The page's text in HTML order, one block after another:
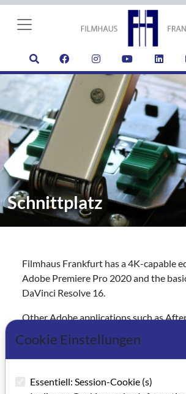
Schnittplatz
Filmhaus Frankfurt has a 4K-capable
Adobe Premiere Pro 2020 and the
DaVinci Resolve 16.
Other Adobe applications such as
Photoshop, etc. can be booked on
month term, in which case the costs are
respective user.
Arrangements can be made to book
Cookie Einstellungen
Essentiell: Session-Cookie (s)